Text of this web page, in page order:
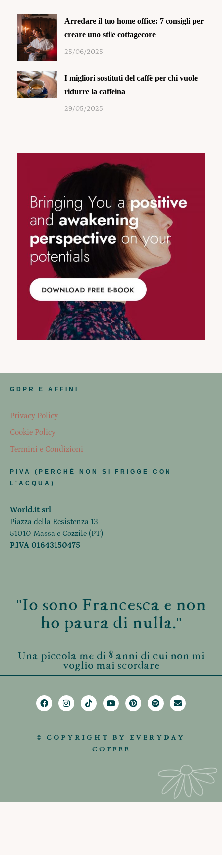
Arredare il tuo home office: 7 consigli per
creare uno stile cottagecore
25/06/2025
I migliori sostituti del caffè per chi vuole
ridurre la caffeina
29/05/2025
GDPR E AFFINI
Privacy Policy
Cookie Policy
Termini e Condizioni
PIVA (PERCHÈ NON SI FRIGGE CON
L'ACQUA)
World.it srl
Piazza della Resistenza 13
51010 Massa e Cozzile (PT)
P.IVA 01643150475
"Io sono Francesca e non
ho paura di nulla."
Una piccola me di 8 anni di cui non mi
voglio mai scordare
© COPYRIGHT BY EVERYDAY
COFFEE